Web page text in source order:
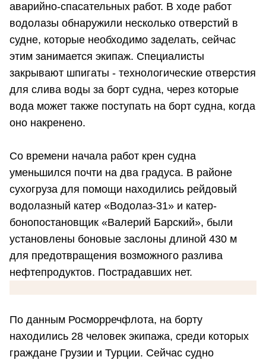
аварийно-спасательных работ. В ходе работ
водолазы обнаружили несколько отверстий в
судне, которые необходимо заделать, сейчас
этим занимается экипаж. Специалисты
закрывают шпигаты - технологические отверстия
для слива воды за борт судна, через которые
вода может также поступать на борт судна, когда
оно накренено.
Со времени начала работ крен судна
уменьшился почти на два градуса. В районе
сухогруза для помощи находились рейдовый
водолазный катер «Водолаз-31» и катер-
бонопостановщик «Валерий Барский», были
установлены боновые заслоны длиной 430 м
для предотвращения возможного разлива
нефтепродуктов. Пострадавших нет.
По данным Росморречфлота, на борту
находились 28 человек экипажа, среди которых
граждане Грузии и Турции. Сейчас судно